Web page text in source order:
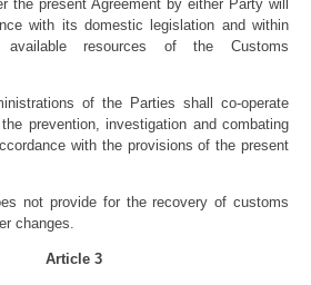
the present Agreement by either Party will
with its domestic legislation and within
resources of the Customs
of the Parties shall co-operate
prevention, investigation and combating
with the provisions of the present
not provide for the recovery of customs
changes.
Article 3